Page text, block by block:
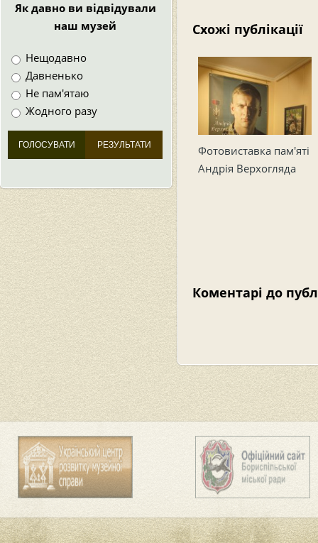
Як давно ви відвідували
наш музей
Нещодавно
Давненько
Не пам'ятаю
Жодного разу
Схожі публікації
Фотовиставка пам'яті
Андрія Верхогляда
Коментарі до